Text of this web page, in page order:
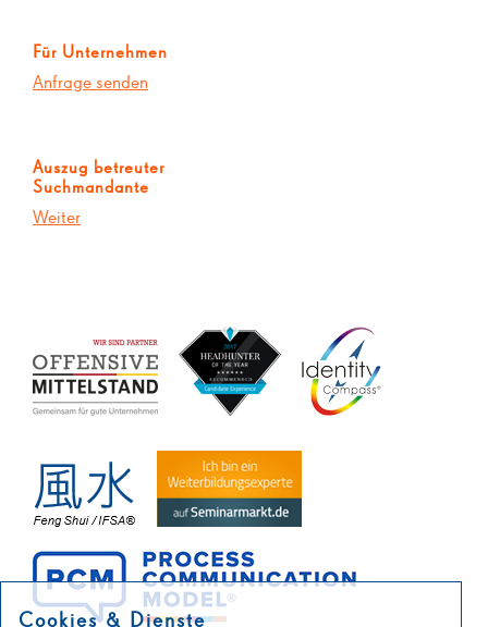
Für Unternehmen
Anfrage senden
Auszug betreuter
Suchmandante
Weiter
Cookies & Dienste